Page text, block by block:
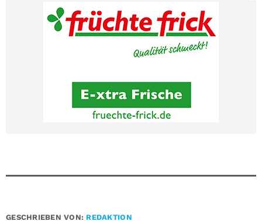
GESCHRIEBEN VON: REDAKTION